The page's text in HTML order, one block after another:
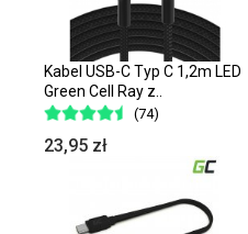
Kabel USB-C Typ C 1,2m LED
Green Cell Ray z..
(74)
23,95 zł